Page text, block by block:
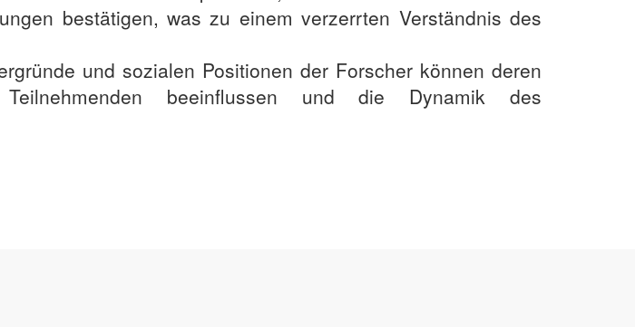
bestätigen, was zu einem verzerrten Verständnis des
und sozialen Positionen der Forscher können deren
beeinflussen und die Dynamik des